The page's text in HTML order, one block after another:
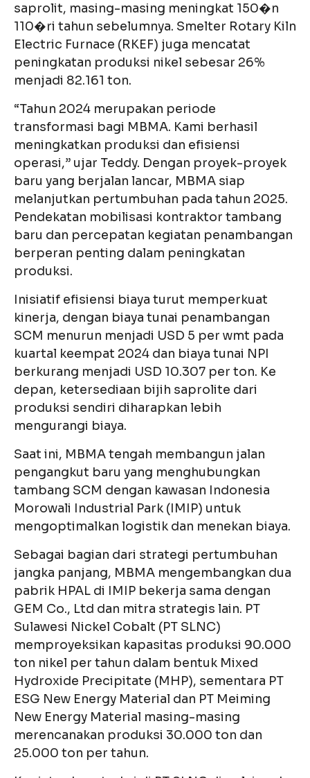
saprolit, masing-masing meningkat 150�n
110�ri tahun sebelumnya. Smelter Rotary Kiln
Electric Furnace (RKEF) juga mencatat
peningkatan produksi nikel sebesar 26%
menjadi 82.161 ton.
“Tahun 2024 merupakan periode
transformasi bagi MBMA. Kami berhasil
meningkatkan produksi dan efisiensi
operasi,” ujar Teddy. Dengan proyek-proyek
baru yang berjalan lancar, MBMA siap
melanjutkan pertumbuhan pada tahun 2025.
Pendekatan mobilisasi kontraktor tambang
baru dan percepatan kegiatan penambangan
berperan penting dalam peningkatan
produksi.
Inisiatif efisiensi biaya turut memperkuat
kinerja, dengan biaya tunai penambangan
SCM menurun menjadi USD 5 per wmt pada
kuartal keempat 2024 dan biaya tunai NPI
berkurang menjadi USD 10.307 per ton. Ke
depan, ketersediaan bijih saprolite dari
produksi sendiri diharapkan lebih
mengurangi biaya.
Saat ini, MBMA tengah membangun jalan
pengangkut baru yang menghubungkan
tambang SCM dengan kawasan Indonesia
Morowali Industrial Park (IMIP) untuk
mengoptimalkan logistik dan menekan biaya.
Sebagai bagian dari strategi pertumbuhan
jangka panjang, MBMA mengembangkan dua
pabrik HPAL di IMIP bekerja sama dengan
GEM Co., Ltd dan mitra strategis lain. PT
Sulawesi Nickel Cobalt (PT SLNC)
memproyeksikan kapasitas produksi 90.000
ton nikel per tahun dalam bentuk Mixed
Hydroxide Precipitate (MHP), sementara PT
ESG New Energy Material dan PT Meiming
New Energy Material masing-masing
merencanakan produksi 30.000 ton dan
25.000 ton per tahun.